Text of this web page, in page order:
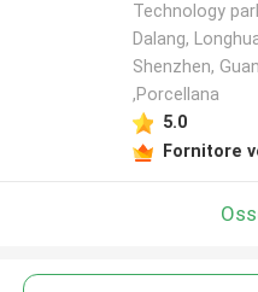
Technology
Dalang,
Shenzhen,
,Porcellana
5.0
Fornitore